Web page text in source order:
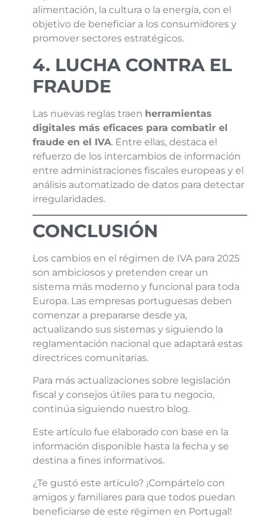
alimentación, la cultura o la energía, con el
objetivo de beneficiar a los consumidores y
promover sectores estratégicos.
4. LUCHA CONTRA EL
FRAUDE
Las nuevas reglas traen herramientas
digitales más eficaces para combatir el
fraude en el IVA. Entre ellas, destaca el
refuerzo de los intercambios de información
entre administraciones fiscales europeas y el
análisis automatizado de datos para detectar
irregularidades.
CONCLUSIÓN
Los cambios en el régimen de IVA para 2025
son ambiciosos y pretenden crear un
sistema más moderno y funcional para toda
Europa. Las empresas portuguesas deben
comenzar a prepararse desde ya,
actualizando sus sistemas y siguiendo la
reglamentación nacional que adaptará estas
directrices comunitarias.
Para más actualizaciones sobre legislación
fiscal y consejos útiles para tu negocio,
continúa siguiendo nuestro blog.
Este artículo fue elaborado con base en la
información disponible hasta la fecha y se
destina a fines informativos.
¿Te gustó este artículo? ¡Compártelo con
amigos y familiares para que todos puedan
beneficiarse de este régimen en Portugal!